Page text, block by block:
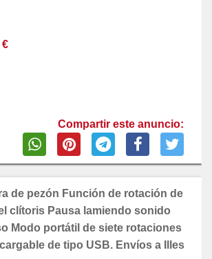
€
Compartir este anuncio:
de pezón Función de rotación de
clítoris Pausa lamiendo sonido
Modo portátil de siete rotaciones
de tipo USB. Envíos a Illes